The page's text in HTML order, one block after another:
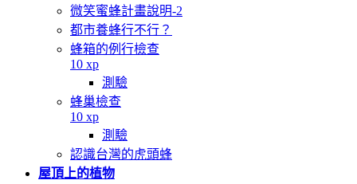
微笑蜜蜂計畫說明-2
都市養蜂行不行？
蜂箱的例行檢查
10 xp
測驗
蜂巢檢查
10 xp
測驗
認識台灣的虎頭蜂
屋頂上的植物